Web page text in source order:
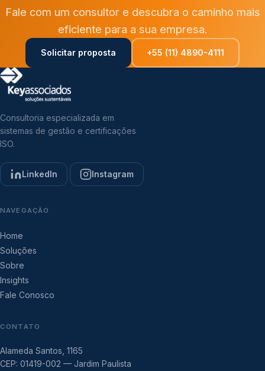
Fale com um consultor e descubra o caminho mais
eficiente para a sua empresa.
Solicitar proposta +55 (11) 4890-4111
Consultoria especializada em
sistemas de gestão e certificações
ISO.
LinkedIn Instagram
NAVEGAÇÃO
Home
Soluções
Sobre
Insights
Fale Conosco
CONTATO
Alameda Santos, 1165
CEP: 01419-002 — Jardim Paulista